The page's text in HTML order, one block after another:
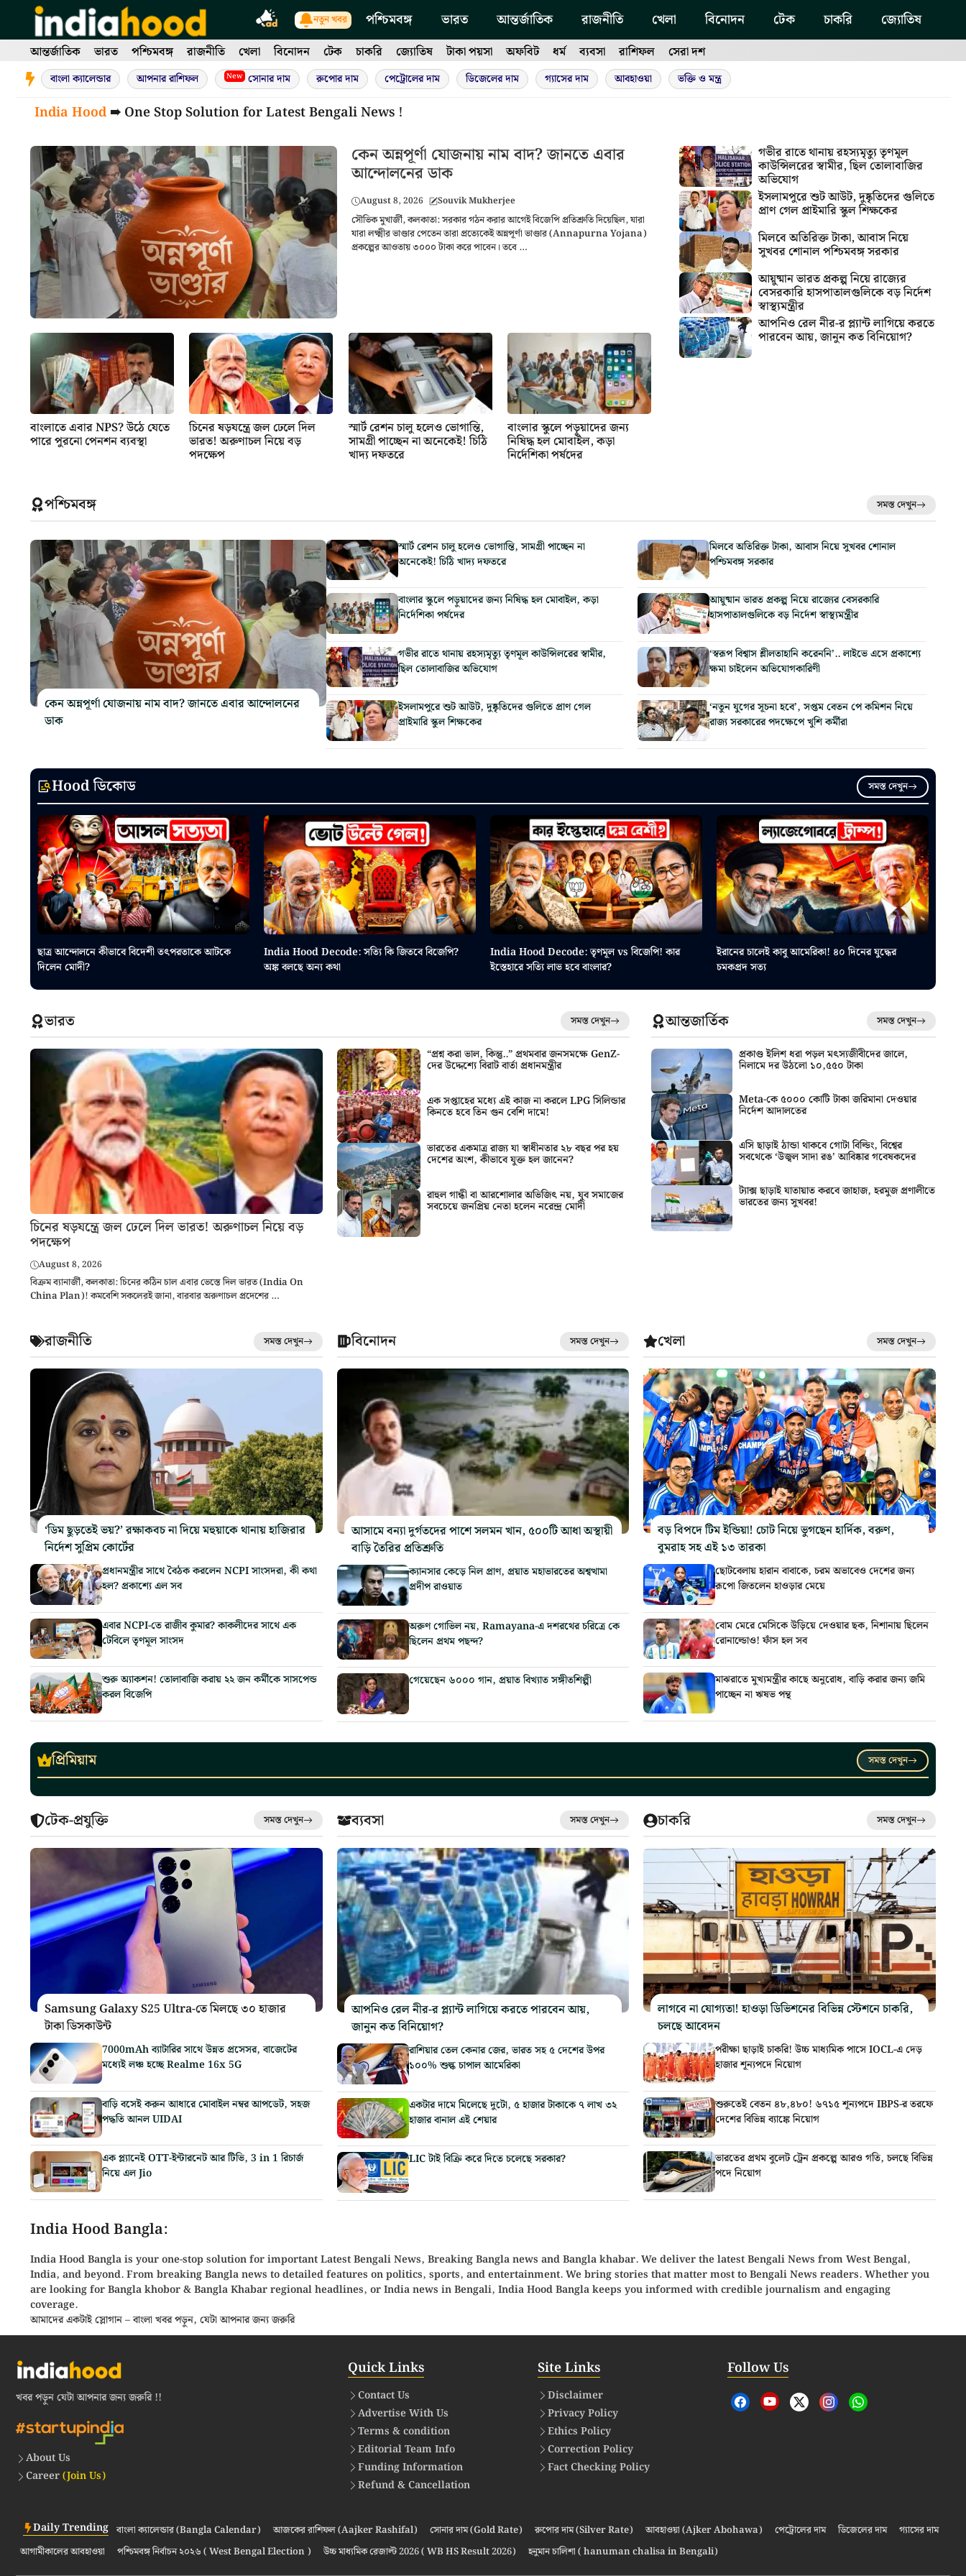
content
নতুন খবর পশ্চিমবঙ্গ ভারত আন্তর্জাতিক রাজনীতি খেলা বিনোদন টেক চাকরি জ্যোতিষ
আন্তর্জাতিক ভারত পশ্চিমবঙ্গ রাজনীতি খেলা বিনোদন টেক চাকরি জ্যোতিষ টাকা পয়সা অফবিট ধর্ম ব্যবসা রাশিফল সেরা দশ
বাংলা ক্যালেন্ডার আপনার রাশিফল New সোনার দাম রুপোর দাম পেট্রোলের দাম ডিজেলের দাম গ্যাসের দাম আবহাওয়া ভক্তি ও মন্ত্র
India Hood ➠ One Stop Solution for Latest Bengali News !
কেন অন্নপূর্ণা যোজনায় নাম বাদ? জানতে এবার
আন্দোলনের ডাক
August 8, 2026 Souvik Mukherjee
সৌভিক মুখার্জী, কলকাতা: সরকার গঠন করার আগেই বিজেপি প্রতিশ্রুতি দিয়েছিল, যারা
যারা লক্ষ্মীর ভাণ্ডার পেতেন তারা প্রত্যেকেই অন্নপূর্ণা ভাণ্ডার (Annapurna Yojana)
প্রকল্পের আওতায় ৩০০০ টাকা করে পাবেন। তবে …
বাংলাতে এবার NPS? উঠে যেতে
পারে পুরনো পেনশন ব্যবস্থা
চিনের ষড়যন্ত্রে জল ঢেলে দিল
ভারত! অরুণাচল নিয়ে বড়
পদক্ষেপ
স্মার্ট রেশন চালু হলেও ভোগান্তি,
সামগ্রী পাচ্ছেন না অনেকেই! চিঠি
খাদ্য দফতরে
বাংলার স্কুলে পড়ুয়াদের জন্য
নিষিদ্ধ হল মোবাইল, কড়া
নির্দেশিকা পর্ষদের
গভীর রাতে থানায় রহস্যমৃত্যু তৃণমূল
কাউন্সিলরের স্বামীর, ছিল তোলাবাজির
অভিযোগ
ইসলামপুরে শুট আউট, দুষ্কৃতিদের গুলিতে
প্রাণ গেল প্রাইমারি স্কুল শিক্ষকের
মিলবে অতিরিক্ত টাকা, আবাস নিয়ে
সুখবর শোনাল পশ্চিমবঙ্গ সরকার
আয়ুষ্মান ভারত প্রকল্প নিয়ে রাজ্যের
বেসরকারি হাসপাতালগুলিকে বড় নির্দেশ
স্বাস্থ্যমন্ত্রীর
আপনিও রেল নীর-র প্ল্যান্ট লাগিয়ে করতে
পারবেন আয়, জানুন কত বিনিয়োগ?
পশ্চিমবঙ্গ সমস্ত দেখুন
কেন অন্নপূর্ণা যোজনায় নাম বাদ? জানতে এবার আন্দোলনের
ডাক
স্মার্ট রেশন চালু হলেও ভোগান্তি, সামগ্রী পাচ্ছেন না
অনেকেই! চিঠি খাদ্য দফতরে
বাংলার স্কুলে পড়ুয়াদের জন্য নিষিদ্ধ হল মোবাইল, কড়া
নির্দেশিকা পর্ষদের
গভীর রাতে থানায় রহস্যমৃত্যু তৃণমূল কাউন্সিলরের স্বামীর,
ছিল তোলাবাজির অভিযোগ
ইসলামপুরে শুট আউট, দুষ্কৃতিদের গুলিতে প্রাণ গেল
প্রাইমারি স্কুল শিক্ষকের
মিলবে অতিরিক্ত টাকা, আবাস নিয়ে সুখবর শোনাল
পশ্চিমবঙ্গ সরকার
আয়ুষ্মান ভারত প্রকল্প নিয়ে রাজ্যের বেসরকারি
হাসপাতালগুলিকে বড় নির্দেশ স্বাস্থ্যমন্ত্রীর
‘স্বরূপ বিশ্বাস শ্লীলতাহানি করেননি’.. লাইভে এসে প্রকাশ্যে
ক্ষমা চাইলেন অভিযোগকারিণী
‘নতুন যুগের সূচনা হবে’, সপ্তম বেতন পে কমিশন নিয়ে
রাজ্য সরকারের পদক্ষেপে খুশি কর্মীরা
Hood ডিকোড সমস্ত দেখুন
ছাত্র আন্দোলনে কীভাবে বিদেশী তৎপরতাকে আটকে
দিলেন মোদী?
India Hood Decode: সত্যি কি জিতবে বিজেপি?
অঙ্ক বলছে অন্য কথা
India Hood Decode: তৃণমূল vs বিজেপি! কার
ইস্তেহারে সত্যি লাভ হবে বাংলার?
ইরানের চালেই কাবু আমেরিকা! ৪০ দিনের যুদ্ধের
চমকপ্রদ সত্য
ভারত সমস্ত দেখুন
চিনের ষড়যন্ত্রে জল ঢেলে দিল ভারত! অরুণাচল নিয়ে বড়
পদক্ষেপ
August 8, 2026
বিক্রম ব্যানার্জী, কলকাতা: চিনের কঠিন চাল এবার ভেস্তে দিল ভারত (India On
China Plan)! কমবেশি সকলেরই জানা, বারবার অরুণাচল প্রদেশের …
“প্রশ্ন করা ভাল, কিন্তু..” প্রথমবার জনসমক্ষে GenZ-
দের উদ্দেশ্যে বিরাট বার্তা প্রধানমন্ত্রীর
এক সপ্তাহের মধ্যে এই কাজ না করলে LPG সিলিন্ডার
কিনতে হবে তিন গুন বেশি দামে!
ভারতের একমাত্র রাজ্য যা স্বাধীনতার ২৮ বছর পর হয়
দেশের অংশ, কীভাবে যুক্ত হল জানেন?
রাহুল গান্ধী বা আরশোলার অভিজিৎ নয়, যুব সমাজের
সবচেয়ে জনপ্রিয় নেতা হলেন নরেন্দ্র মোদী
আন্তজার্তিক সমস্ত দেখুন
প্রকাণ্ড ইলিশ ধরা পড়ল মৎস্যজীবীদের জালে,
নিলামে দর উঠলো ১০,৫৫০ টাকা
Meta-কে ৫০০০ কোটি টাকা জরিমানা দেওয়ার
নির্দেশ আদালতের
এসি ছাড়াই ঠান্ডা থাকবে গোটা বিল্ডিং, বিশ্বের
সবথেকে ‘উজ্বল সাদা রঙ’ আবিষ্কার গবেষকদের
ট্যাক্স ছাড়াই যাতায়াত করবে জাহাজ, হরমুজ প্রণালীতে
ভারতের জন্য সুখবর!
রাজনীতি সমস্ত দেখুন
‘ডিম ছুড়তেই ভয়?’ রক্ষাকবচ না দিয়ে মহুয়াকে থানায় হাজিরার
নির্দেশ সুপ্রিম কোর্টের
প্রধানমন্ত্রীর সাথে বৈঠক করলেন NCPI সাংসদরা, কী কথা
হল? প্রকাশ্যে এল সব
এবার NCPI-তে রাজীব কুমার? কাকলীদের সাথে এক
টেবিলে তৃণমূল সাংসদ
শুরু অ্যাকশন! তোলাবাজি করায় ২২ জন কর্মীকে সাসপেন্ড
করল বিজেপি
বিনোদন সমস্ত দেখুন
আসামে বন্যা দুর্গতদের পাশে সলমন খান, ৫০০টি আধা অস্থায়ী
বাড়ি তৈরির প্রতিশ্রুতি
ক্যানসার কেড়ে নিল প্রাণ, প্রয়াত মহাভারতের অশ্বত্থামা
প্রদীপ রাওয়াত
অরুণ গোভিল নয়, Ramayana-এ দশরথের চরিত্রে কে
ছিলেন প্রথম পছন্দ?
গেয়েছেন ৬০০০ গান, প্রয়াত বিখ্যাত সঙ্গীতশিল্পী
খেলা সমস্ত দেখুন
বড় বিপদে টিম ইন্ডিয়া! চোট নিয়ে ভুগছেন হার্দিক, বরুণ,
বুমরাহ সহ এই ১৩ তারকা
ছোটবেলায় হারান বাবাকে, চরম অভাবেও দেশের জন্য
রূপো জিতলেন হাওড়ার মেয়ে
বোম মেরে মেসিকে উড়িয়ে দেওয়ার ছক, নিশানায় ছিলেন
রোনাল্ডোও! ফাঁস হল সব
মাঝরাতে মুখ্যমন্ত্রীর কাছে অনুরোধ, বাড়ি করার জন্য জমি
পাচ্ছেন না ঋষভ পন্থ
প্রিমিয়াম সমস্ত দেখুন
টেক-প্রযুক্তি সমস্ত দেখুন
Samsung Galaxy S25 Ultra-তে মিলছে ৩০ হাজার
টাকা ডিসকাউন্ট
7000mAh ব্যাটারির সাথে উন্নত প্রসেসর, বাজেটের
মধ্যেই লঞ্চ হচ্ছে Realme 16x 5G
বাড়ি বসেই করুন আধারে মোবাইল নম্বর আপডেট, সহজ
পদ্ধতি আনল UIDAI
এক প্ল্যানেই OTT-ইন্টারনেট আর টিভি, 3 in 1 রিচার্জ
নিয়ে এল Jio
ব্যবসা সমস্ত দেখুন
আপনিও রেল নীর-র প্ল্যান্ট লাগিয়ে করতে পারবেন আয়,
জানুন কত বিনিয়োগ?
রাশিয়ার তেল কেনার জের, ভারত সহ ৫ দেশের উপর
১০০% শুল্ক চাপাল আমেরিকা
একটার দামে মিলেছে দুটো, ৫ হাজার টাকাকে ৭ লাখ ৩২
হাজার বানাল এই শেয়ার
LIC টাই বিক্রি করে দিতে চলেছে সরকার?
চাকরি সমস্ত দেখুন
লাগবে না যোগ্যতা! হাওড়া ডিভিশনের বিভিন্ন স্টেশনে চাকরি,
চলছে আবেদন
পরীক্ষা ছাড়াই চাকরি! উচ্চ মাধ্যমিক পাসে IOCL-এ দেড়
হাজার শূন্যপদে নিয়োগ
শুরুতেই বেতন ৪৮,৪৮০! ৬৭১৫ শূন্যপদে IBPS-র তরফে
দেশের বিভিন্ন ব্যাঙ্কে নিয়োগ
ভারতের প্রথম বুলেট ট্রেন প্রকল্পে আরও গতি, চলছে বিভিন্ন
পদে নিয়োগ
India Hood Bangla:
India Hood Bangla is yourone-stop solutionfor important Latest Bengali News, BreakingBangla news andBangla khabar. We deliver the latest Bengali News fromWest Bengal,
India, and beyond. Frombreaking Bangla news to detailed features on politics, sports, and entertainment. We bring stories that matter most to Bengali News readers. Whether you
are looking forBangla khobor& Bangla Khabar regional headlines, orIndia news in Bengali, India Hood Bangla keeps you informed with credible journalism and engaging
coverage.
আমাদের একটাই স্লোগান – বাংলা খবর পড়ুন, যেটা আপনার জন্য জরুরি
খবর পড়ুন যেটা আপনার জন্য জরুরি !!
About Us
Career(Join Us)
Quick Links
Contact Us
Advertise With Us
Terms & condition
Editorial Team Info
Funding Information
Refund & Cancellation
Site Links
Disclaimer
Privacy Policy
Ethics Policy
Correction Policy
Fact Checking Policy
Follow Us
Daily Trending বাংলা ক্যালেন্ডার (Bangla Calendar) আজকের রাশিফল (Aajker Rashifal) সোনার দাম (Gold Rate) রুপোর দাম (Silver Rate) আবহাওয়া (Ajker Abohawa) পেট্রোলের দাম ডিজেলের দাম
গ্যাসের দাম
আগামীকালের আবহাওয়া
পশ্চিমবঙ্গ নির্বাচন ২০২৬ ( West Bengal Election ) উচ্চ মাধ্যমিক রেজাল্ট 2026 ( WB HS Result 2026) হনুমান চালিশা ( hanuman chalisa in Bengali)